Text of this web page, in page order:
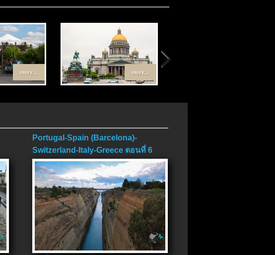
more... more...
Portugal-Spain (Barcelona)-
Switzerland-Italy-Greece ตอนที่ 6
ตอนจบ